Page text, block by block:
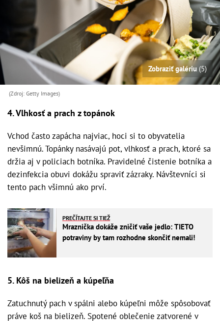
Zobraziť galériu (5)
(Zdroj: Getty Images)
4. Vlhkosť a prach z topánok
Vchod často zapácha najviac, hoci si to obyvatelia
nevšimnú. Topánky nasávajú pot, vlhkosť a prach, ktoré sa
držia aj v policiach botníka. Pravidelné čistenie botníka a
dezinfekcia obuvi dokážu spraviť zázraky. Návštevníci si
tento pach všimnú ako prví.
PREČÍTAJTE SI TIEŽ
Mraznička dokáže zničiť vaše jedlo: TIETO
potraviny by tam rozhodne skončiť nemali!
5. Kôš na bielizeň a kúpeľňa
Zatuchnutý pach v spálni alebo kúpeľni môže spôsobovať
práve koš na bielizeň. Spotené oblečenie zatvorené v